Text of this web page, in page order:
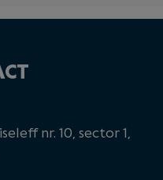
nr. 10, sector 1,